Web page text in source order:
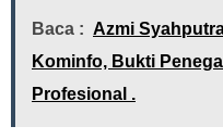
Baca : Azmi
Kominfo, Bukti
Profesional .